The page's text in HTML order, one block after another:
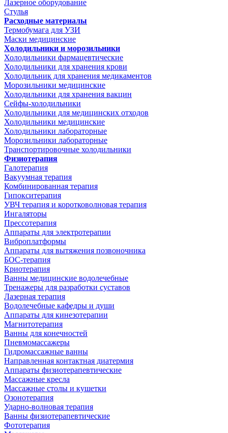
Лазерное оборудование
Стулья
Расходные материалы
Термобумага для УЗИ
Маски медицинские
Холодильники и морозильники
Холодильники фармацевтические
Холодильники для хранения крови
Холодильник для хранения медикаментов
Морозильники медицинские
Холодильники для хранения вакцин
Сейфы-холодильники
Холодильники для медицинских отходов
Холодильники медицинские
Холодильники лабораторные
Морозильники лабораторные
Транспортировочные холодильники
Физиотерапия
Галотерапия
Вакуумная терапия
Комбинированная терапия
Гипокситерапия
УВЧ терапия и коротковолновая терапия
Ингаляторы
Прессотерапия
Аппараты для электротерапии
Виброплатформы
Аппараты для вытяжения позвоночника
БОС-терапия
Криотерапия
Ванны медицинские водолечебные
Тренажеры для разработки суставов
Лазерная терапия
Водолечебные кафедры и души
Аппараты для кинезотерапии
Магнитотерапия
Ванны для конечностей
Пневмомассажеры
Гидромассажные ванны
Направленная контактная диатермия
Аппараты физиотерапевтические
Массажные кресла
Массажные столы и кушетки
Озонотерапия
Ударно-волновая терапия
Ванны физиотерапевтические
Фототерапия